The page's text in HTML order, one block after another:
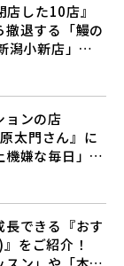
した10店』
退する「鰻の
潟小新店」が
ョンの店
太門さん』に
嫌な毎日」を
長できる『おす
をご紹介！